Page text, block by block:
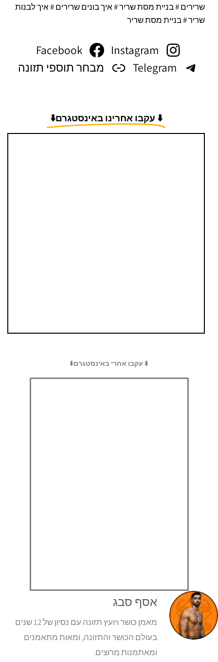
שרירים # בניית מסת שריר # איך בונים שרירים # איך לבנות
שריר # בניית מסת שריר
Instagram
Facebook
Telegram
מבחר תוספי תזונה
⬇️ עקבו אחרינו באינסטגרם⬇️
⬇️ עקבו אחרי באינסטגרם⬇️
אסף סבג
מאמן כושר ויועץ תזונה עם נסיון של 12 שנים
בעולם הכושר והתזונה, ומאות מתאמנים
ומאתמנות מרוצים.